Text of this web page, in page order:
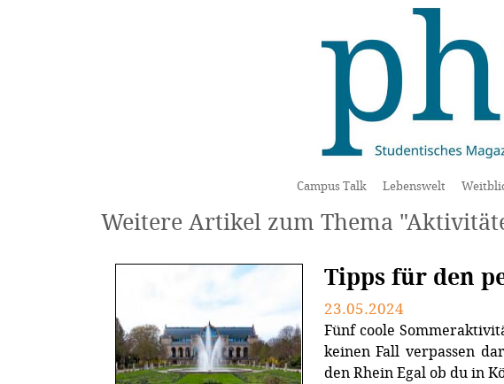
Campus Talk Lebenswelt
Weitere Artikel zum Thema
Tipps für den
23.05.2024
Fünf coole
keinen Fall verpassen
den Rhein Egal ob du in